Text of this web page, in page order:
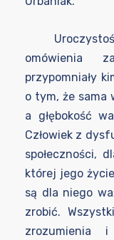
Uroczystość
omówienia
przypomniały
o tym, że sama
a głębokość
Człowiek z
społeczności,
której jego
są dla niego
zrobić.
zrozumienia